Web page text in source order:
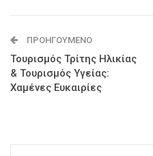
ΠΡΟΗΓΟΎΜΕΝΟ
Τουρισμός Τρίτης Ηλικίας
& Τουρισμός Υγείας:
Χαμένες Ευκαιρίες